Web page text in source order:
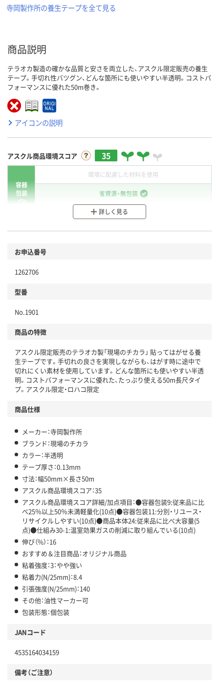
寺岡製作所の養生テープを全て見る
商品説明
テラオカ製造の確かな品質と安さを両立した、アスクル限定販売の養生
テープ。手切れ性バツグン、どんな箇所にも使いやすい半透明。コストパ
フォーマンスに優れた50m巻き。
アイコンの説明
アスクル商品環境スコア 35
容器
包装
環境に配慮した材料を使用
省資源・無包装
分別・リサイクルしやすい設計
商品
本体
仕組
この商品の環境配慮ポイントです。下記商品詳細「
アスクル商品環境スコア詳細／加点項目
」で確認できます。
詳しく見る
お申込番号
1262706
型番
No.1901
商品の特徴
アスクル限定販売のテラオカ製「現場のチカラ」 貼ってはがせる養
生テープです。手切れの良さを実現しながらも、はがす時に途中で
切れにくい素材を使用しています。どんな箇所にも使いやすい半透
明。コストパフォーマンスに優れた、たっぷり使える50m長尺タイ
プ。アスクル限定・ロハコ限定
商品仕様
メーカー：寺岡製作所
ブランド：現場のチカラ
カラー：半透明
テープ厚さ：0.13mm
寸法：幅50mm×長さ50m
アスクル商品環境スコア：35
アスクル商品環境スコア詳細/加点項目：●容器包装9:従来品に比
べ25％以上50％未満軽量化(10点)●容器包装11:分別・リユース・
リサイクルしやすい(10点)●商品本体24:従来品に比べ大容量(5
点)●仕組み30-1:温室効果ガスの削減に取り組んでいる(10点)
伸び（%）：16
おすすめ＆注目商品：オリジナル商品
粘着強度：3：やや強い
粘着力(N/25mm)：8.4
引張強度(N/25mm)：140
その他：油性マーカー可
包装形態：個包装
JANコード
4535164034159
備考（ご注意）